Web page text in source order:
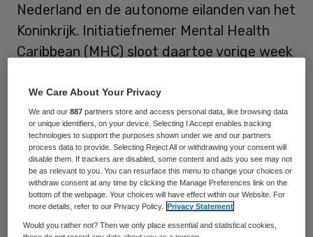
Nederland en de autonome eilanden van het
Koninkrijk. Initiatiefnemer Mental Health
Caribbean (MHC) sloot daartoe vorige week
Zuid.
“Na verschillende pogingen is het nu
eindelijk gelukt om een opleiding tot BIG-
geregistreerd gezondheidszorgpsycholoog
samen met RINO Zuid op te zetten’, meldt
Erik Jansen, directeur van MHC, de GGZ-
instelling voor Bonaire, St. Eustatius en
We Care About Your Privacy
We and our887 partners store and access personal data, like browsing data
or unique identifiers, on your device. Selecting I Accept enables tracking
technologies to support the purposes shown under we and our partners
process data to provide. Selecting Reject All or withdrawing your consent will
disable them. If trackers are disabled, some content and ads you see may not
be as relevant to you. You can resurface this menu to change your choices or
withdraw consent at any time by clicking the Manage Preferences link on the
bottom of the webpage. Your choices will have effect within our Website. For
more details, refer to our Privacy Policy.
Privacy Statement
Would you rather not? Then we only place essential and statistical cookies,